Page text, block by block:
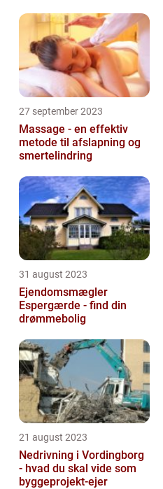
27 september 2023
Massage - en effektiv
metode til afslapning og
smertelindring
31 august 2023
Ejendomsmægler
Espergærde - find din
drømmebolig
21 august 2023
Nedrivning i Vordingborg
- hvad du skal vide som
byggeprojekt-ejer